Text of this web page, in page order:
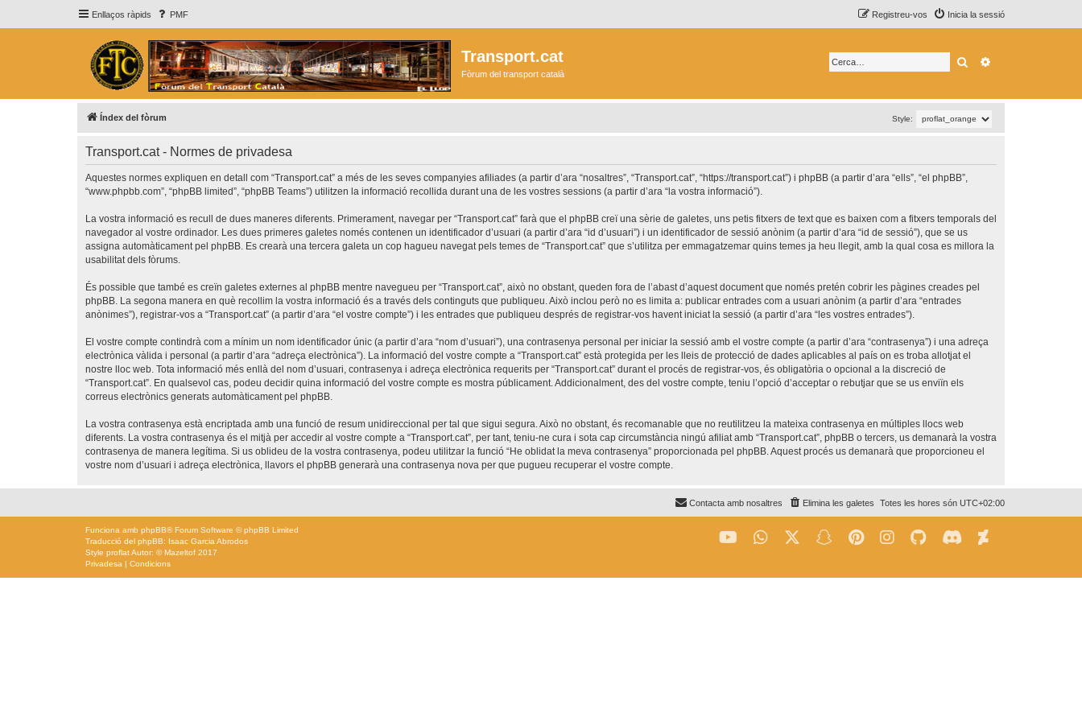
Enllaços ràpids PMF Inicia la sessió
Registreu-vos
Transport.cat
Fòrum del transport català
Cerca
Índex del fòrum Style:
Transport.cat - Normes de privadesa
Aquestes normes expliquen en detall com “Transport.cat” a més de les seves companyies afiliades (a partir d’ara “nosaltres”, “Transport.cat”, “https://transport.cat”) i phpBB (a partir d’ara “ells”, “el phpBB”,
“www.phpbb.com”, “phpBB limited”, “phpBB Teams”) utilitzen la informació recollida durant una de les vostres sessions (a partir d’ara “la vostra informació”).
La vostra informació es recull de dues maneres diferents. Primerament, navegar per “Transport.cat” farà que el phpBB creï una sèrie de galetes, uns petis fitxers de text que es baixen com a fitxers temporals del
navegador al vostre ordinador. Les dues primeres galetes només contenen un identificador d’usuari (a partir d’ara “id d’usuari”) i un identificador de sessió anònim (a partir d’ara “id de sessió”), que se us
assigna automàticament pel phpBB. Es crearà una tercera galeta un cop hagueu navegat pels temes de “Transport.cat” que s’utilitza per emmagatzemar quins temes ja heu llegit, amb la qual cosa es millora la
usabilitat dels fòrums.
És possible que també es creïn galetes externes al phpBB mentre navegueu per “Transport.cat”, això no obstant, queden fora de l’abast d’aquest document que només pretén cobrir les pàgines creades pel
phpBB. La segona manera en què recollim la vostra informació és a través dels continguts que publiqueu. Això inclou però no es limita a: publicar entrades com a usuari anònim (a partir d’ara “entrades
anònimes”), registrar-vos a “Transport.cat” (a partir d’ara “el vostre compte”) i les entrades que publiqueu després de registrar-vos havent iniciat la sessió (a partir d’ara “les vostres entrades”).
El vostre compte contindrà com a mínim un nom identificador únic (a partir d’ara “nom d’usuari”), una contrasenya personal per iniciar la sessió amb el vostre compte (a partir d’ara “contrasenya”) i una adreça
electrònica vàlida i personal (a partir d’ara “adreça electrònica”). La informació del vostre compte a “Transport.cat” està protegida per les lleis de protecció de dades aplicables al país on es troba allotjat el
nostre lloc web. Tota informació més enllà del nom d’usuari, contrasenya i adreça electrònica requerits per “Transport.cat” durant el procés de registrar-vos, és obligatòria o opcional a la discreció de
“Transport.cat”. En qualsevol cas, podeu decidir quina informació del vostre compte es mostra públicament. Addicionalment, des del vostre compte, teniu l’opció d’acceptar o rebutjar que se us enviïn els
correus electrònics generats automàticament pel phpBB.
La vostra contrasenya està encriptada amb una funció de resum unidireccional per tal que sigui segura. Això no obstant, és recomanable que no reutilitzeu la mateixa contrasenya en múltiples llocs web
diferents. La vostra contrasenya és el mitjà per accedir al vostre compte a “Transport.cat”, per tant, teniu-ne cura i sota cap circumstància ningú afiliat amb “Transport.cat”, phpBB o tercers, us demanarà la vostra
contrasenya de manera legítima. Si us oblideu de la vostra contrasenya, podeu utilitzar la funció “He oblidat la meva contrasenya” proporcionada pel phpBB. Aquest procés us demanarà que proporcioneu el
vostre nom d’usuari i adreça electrònica, llavors el phpBB generarà una contrasenya nova per que pugueu recuperar el vostre compte.
Totes les hores són UTC+02:00
Elimina les galetes
Contacta amb nosaltres
Funciona amb phpBB® Forum Software © phpBB Limited
Traducció del phpBB: Isaac Garcia Abrodos
Style proflatAutor: ©Mazeltof 2017
Privadesa | Condicions